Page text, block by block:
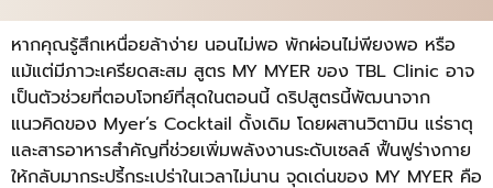
หากคุณรู้สึกเหนื่อยล้าง่าย นอนไม่พอ พักผ่อนไม่พียงพอ หรือ
แม้แต่มีภาวะเครียดสะสม สูตร MY MYER ของ TBL Clinic อาจ
เป็นตัวช่วยที่ตอบโจทย์ที่สุดในตอนนี้ ดริปสูตรนี้พัฒนาจาก
แนวคิดของ Myer’s Cocktail ดั้งเดิม โดยผสานวิตามิน แร่ธาตุ
และสารอาหารสำคัญที่ช่วยเพิ่มพลังงานระดับเซลล์ ฟื้นฟูร่างกาย
ให้กลับมากระปรี้กระเปร่าในเวลาไม่นาน จุดเด่นของ MY MYER คือ